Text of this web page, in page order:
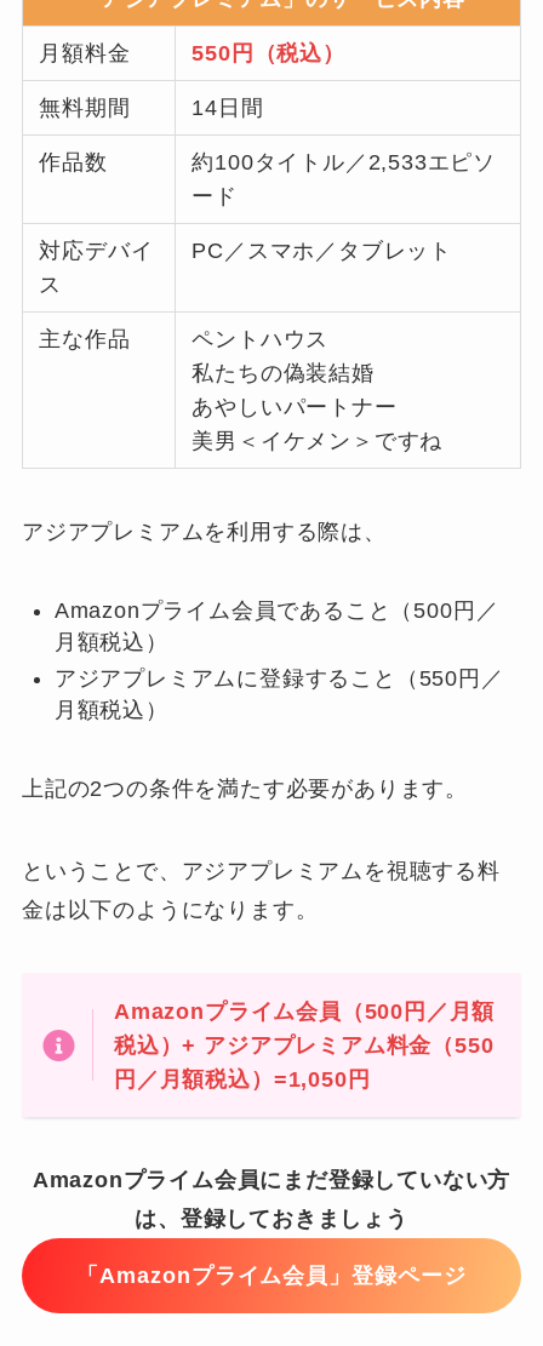
月額料金 550円（税込）
無料期間 14日間
作品数
約100タイトル／2,533エピソ
ード
対応デバイ
ス
PC／スマホ／タブレット
主な作品
ペントハウス
私たちの偽装結婚
あやしいパートナー
美男＜イケメン＞ですね
アジアプレミアムを利用する際は、
Amazonプライム会員であること（500円／
月額税込）
アジアプレミアムに登録すること（550円／
月額税込）
上記の2つの条件を満たす必要があります。
ということで、アジアプレミアムを視聴する料
金は以下のようになります。
Amazonプライム会員（500円／月額
税込）+ アジアプレミアム料金（550
円／月額税込）=1,050円
Amazonプライム会員にまだ登録していない方
は、登録しておきましょう
「Amazonプライム会員」登録ページ